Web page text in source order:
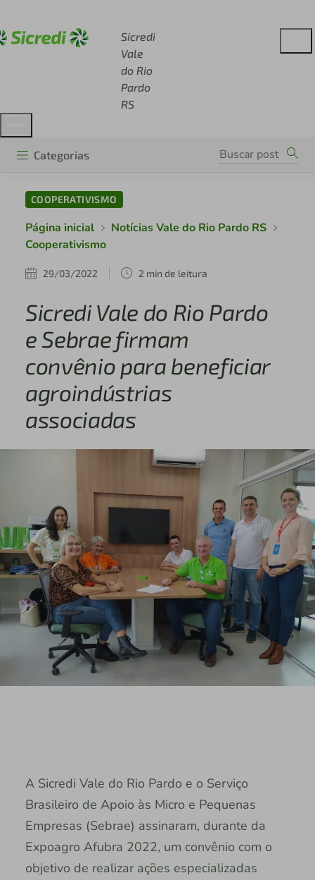
Sicredi
Vale
do Rio
Pardo
RS
Categorias
COOPERATIVISMO
Página inicial
Notícias Vale do Rio Pardo RS
Cooperativismo
29/03/2022 2 min de leitura
Sicredi Vale do Rio Pardo
e Sebrae firmam
convênio para beneficiar
agroindústrias
associadas
A Sicredi Vale do Rio Pardo e o Serviço
Brasileiro de Apoio às Micro e Pequenas
Empresas (Sebrae) assinaram, durante da
Expoagro Afubra 2022, um convênio com o
objetivo de realizar ações especializadas